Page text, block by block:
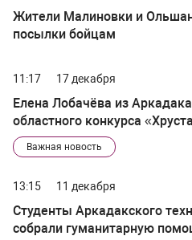
Жители Малиновки и
посылки бойцам
11:17 17 декабря
Елена Лобачёва из
областного конкурса
Саратовской области»
Важная новость
13:15 11 декабря
Студенты Аркадакского
собрали гуманитарную